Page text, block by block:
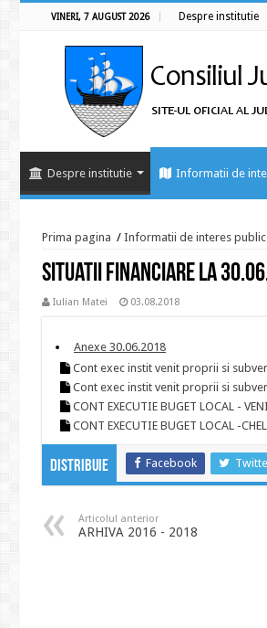
VINERI, 7 AUGUST 2026 Despre institutie
Despre institutie Informatii de
Prima pagina / Informatii de interes public
Situatii financiare la
Iulian Matei 03.08.2018
Anexe 30.06.2018
Cont exec instit venit proprii si
Cont exec instit venit proprii si
CONT EXECUTIE BUGET LOCAL -
CONT EXECUTIE BUGET LOCAL -
Distribuie Facebook
Articolul anterior
ARHIVA 2016 - 2018